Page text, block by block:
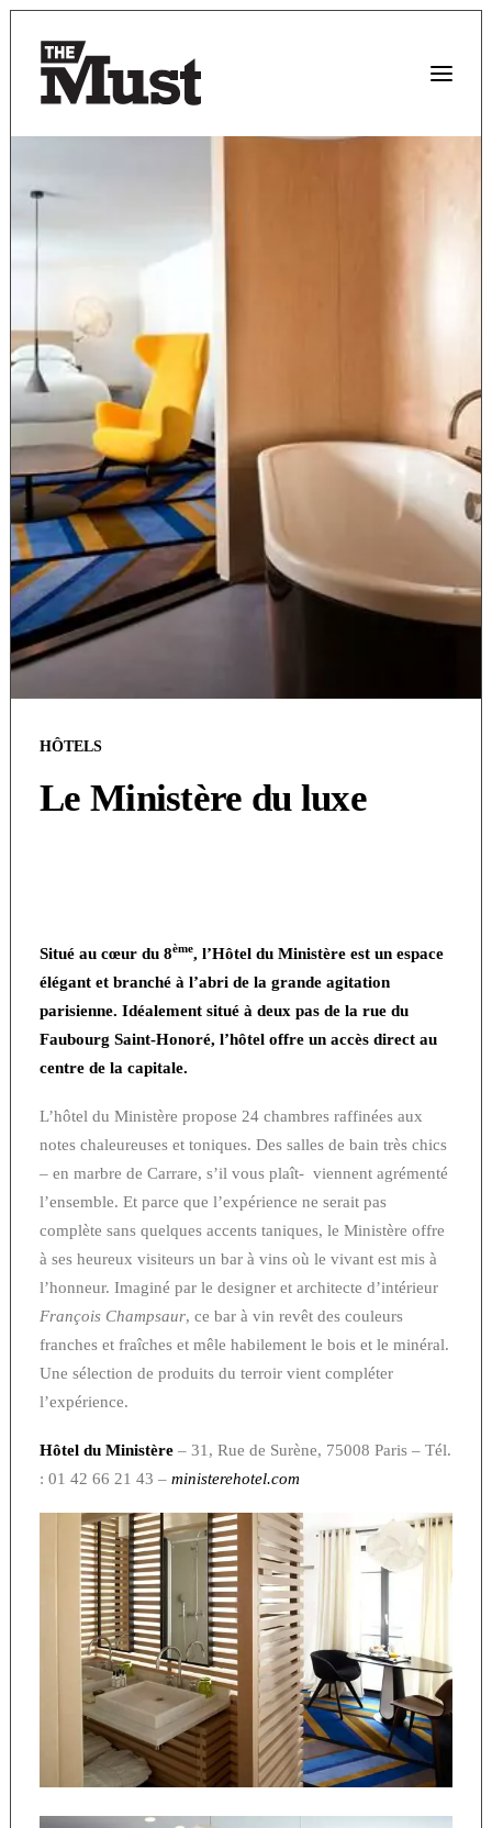
HÔTELS
Le Ministère du luxe
Situé au cœur du 8ème, l’Hôtel du Ministère est un espace
élégant et branché à l’abri de la grande agitation
parisienne. Idéalement situé à deux pas de la rue du
Faubourg Saint-Honoré, l’hôtel offre un accès direct au
centre de la capitale.
L’hôtel du Ministère propose 24 chambres raffinées aux
notes chaleureuses et toniques. Des salles de bain très chics
– en marbre de Carrare, s’il vous plaît- viennent agrémenté
l’ensemble. Et parce que l’expérience ne serait pas
complète sans quelques accents taniques, le Ministère offre
à ses heureux visiteurs un bar à vins où le vivant est mis à
l’honneur. Imaginé par le designer et architecte d’intérieur
François Champsaur, ce bar à vin revêt des couleurs
franches et fraîches et mêle habilement le bois et le minéral.
Une sélection de produits du terroir vient compléter
l’expérience.
Hôtel du Ministère – 31, Rue de Surène, 75008 Paris – Tél.
: 01 42 66 21 43 – ministerehotel.com